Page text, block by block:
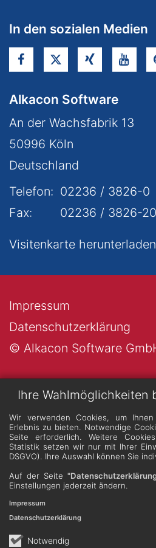
Ihre Wahlmöglichkeiten
Wir verwenden Cookies, um
Erlebnis zu bieten. Notwendige
Seite erforderlich. Weitere
Statistik setzen wir nur mit Ihrer
DSGVO). Ihre Auswahl können Sie
Auf der Seite
Einstellungen jederzeit ändern.
Notwendig
Impressum
Datenschutzerklärung
In den sozialen Medien
Alkacon Software
An der Wachsfabrik 13
50996 Köln
Deutschland
Telefon: 02236 / 3826-0
Fax:
02236 / 3826-20
Visitenkarte herunterladen
© Alkacon Software
Datenschutzerklärung
Impressum